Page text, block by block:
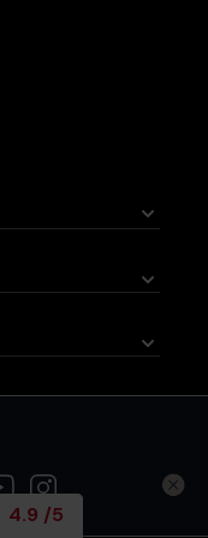
Średnia ocena
4.9 /5